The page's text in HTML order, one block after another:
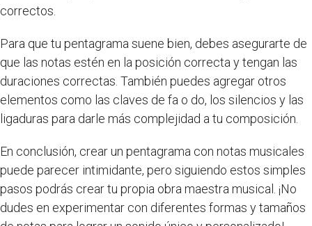
correctos.
Para que tu pentagrama suene bien, debes asegurarte de
que las notas estén en la posición correcta y tengan las
duraciones correctas. También puedes agregar otros
elementos como las claves de fa o do, los silencios y las
ligaduras para darle más complejidad a tu composición.
En conclusión, crear un pentagrama con notas musicales
puede parecer intimidante, pero siguiendo estos simples
pasos podrás crear tu propia obra maestra musical. ¡No
dudes en experimentar con diferentes formas y tamaños